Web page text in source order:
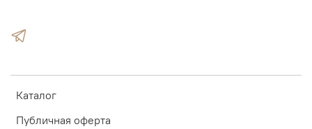
Каталог
Публичная оферта